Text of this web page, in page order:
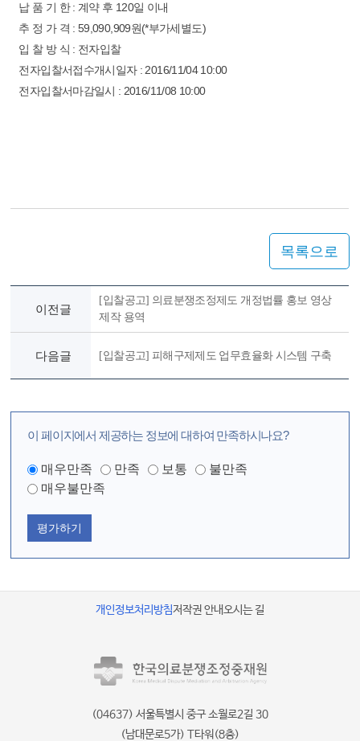
납 품 기 한 : 계약 후 120일 이내
추 정 가 격 : 59,090,909원(*부가세별도)
입 찰 방 식 : 전자입찰
전자입찰서접수개시일자 : 2016/11/04 10:00
전자입찰서마감일시 : 2016/11/08 10:00
목록으로
이전글
[입찰공고] 의료분쟁조정제도 개정법률 홍보 영상
제작 용역
다음글 [입찰공고] 피해구제제도 업무효율화 시스템 구축
이 페이지에서 제공하는 정보에 대하여 만족하시나요?
매우만족 만족 보통
불만족
매우불만족
평가하기
개인정보처리방침저작권 안내오시는 길
(04637) 서울특별시 중구 소월로2길 30
(남대문로5가) T타워(8층)